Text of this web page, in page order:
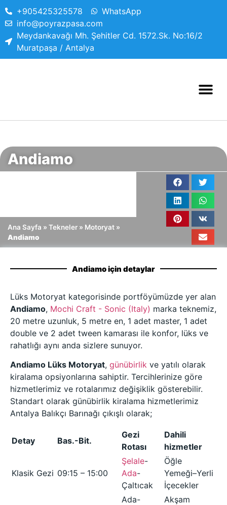
+905425325578
WhatsApp
info@poyrazpasa.com
Meydankavağı Mh. Şehitler Cd. 1572.Sk. No:16/2
Muratpaşa / Antalya
Andiamo
Ana Sayfa » Tekneler » Motoryat »
Andiamo
Andiamo için detaylar
Lüks Motoryat kategorisinde portföyümüzde yer alan
Andiamo, Mochi Craft - Sonic (Italy) marka teknemiz,
20 metre uzunluk, 5 metre en, 1 adet master, 1 adet
double ve 2 adet tween kamarası ile konfor, lüks ve
rahatlığı aynı anda sizlere sunuyor.
Andiamo Lüks Motoryat, günübirlik ve yatılı olarak
kiralama opsiyonlarına sahiptir. Tercihlerinize göre
hizmetlerimiz ve rotalarımız değişiklik gösterebilir.
Standart olarak günübirlik kiralama hizmetlerimiz
Antalya Balıkçı Barınağı çıkışlı olarak;
Detay Bas.-Bit.
Gezi
Rotası
Dahili
hizmetler
Klasik Gezi 09:15 – 15:00
Şelale-
Ada-
Çaltıcak
Öğle
Yemeği–Yerli
İçecekler
Ada-
Akşam